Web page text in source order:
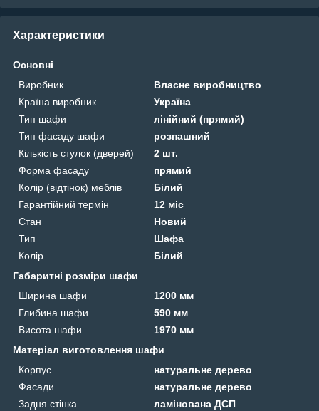
Характеристики
Основні
Виробник
Власне виробництво
Країна виробник
Україна
Тип шафи
лінійний (прямий)
Тип фасаду шафи
розпашний
Кількість стулок (дверей)
2 шт.
Форма фасаду
прямий
Колір (відтінок) меблів
Білий
Гарантійний термін
12 міс
Стан
Новий
Тип
Шафа
Колір
Білий
Габаритні розміри шафи
Ширина шафи
1200 мм
Глибина шафи
590 мм
Висота шафи
1970 мм
Матеріал виготовлення шафи
Корпус
натуральне дерево
Фасади
натуральне дерево
Задня стінка
ламінована ДСП